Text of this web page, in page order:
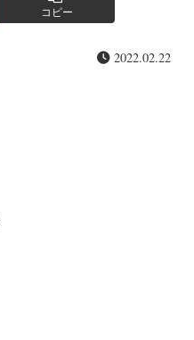
コピー
2022.02.22